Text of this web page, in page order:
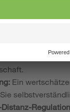
Menschen:
eine hohe
Sie
Aufgaben.
Sie sind
Ein